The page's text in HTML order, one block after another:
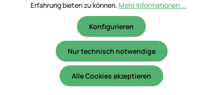
Erfahrung bieten zu können. Mehr Informationen ...
Nur technisch notwendige
Konfigurieren
Alle Cookies akzeptieren